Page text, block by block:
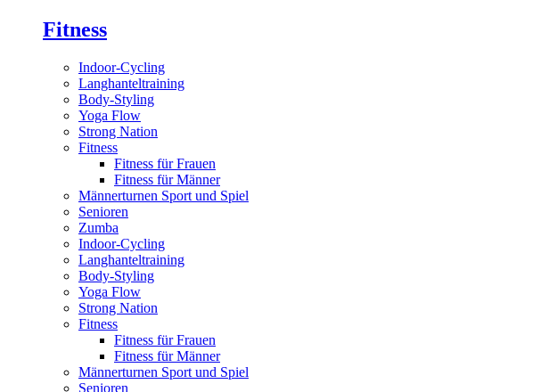
Fitness
Indoor-Cycling
Langhanteltraining
Body-Styling
Yoga Flow
Strong Nation
Fitness
Fitness für Frauen
Fitness für Männer
Männerturnen Sport und Spiel
Senioren
Zumba
Indoor-Cycling
Langhanteltraining
Body-Styling
Yoga Flow
Strong Nation
Fitness
Fitness für Frauen
Fitness für Männer
Männerturnen Sport und Spiel
Senioren